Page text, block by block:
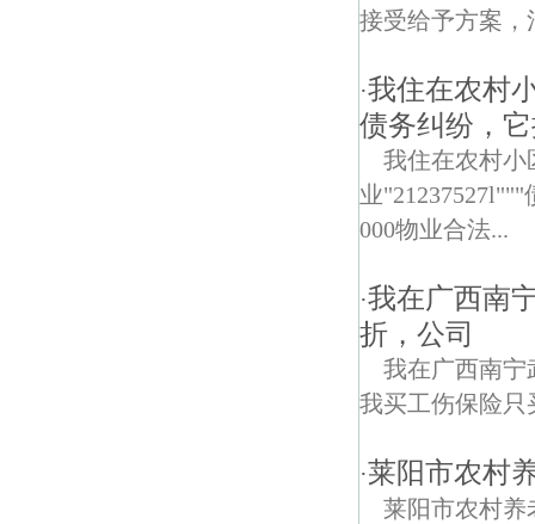
接受给予方案，
·我住在农村
债务纠纷，
我住在农村小
业
000物业合法...
·我在广西南
折，公司
我在广西南宁
我买工伤保险只
·莱阳市农村
莱阳市农村养